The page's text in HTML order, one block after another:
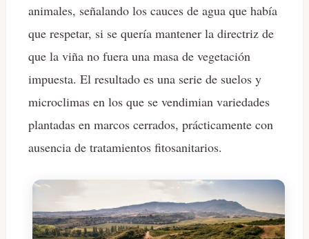
animales, señalando los cauces de agua que había
que respetar, si se quería mantener la directriz de
que la viña no fuera una masa de vegetación
impuesta. El resultado es una serie de suelos y
microclimas en los que se vendimian variedades
plantadas en marcos cerrados, prácticamente con
ausencia de tratamientos fitosanitarios.